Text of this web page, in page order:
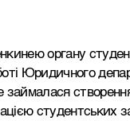
органу
Юридичного
займалася
студентських